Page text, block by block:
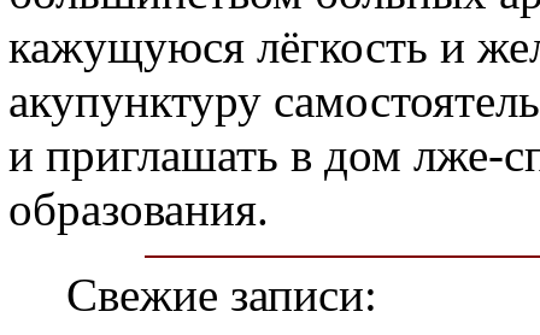
кажущуюся лёгкость и
акупунктуру
и приглашать в дом лже-
образования.
Свежие записи: